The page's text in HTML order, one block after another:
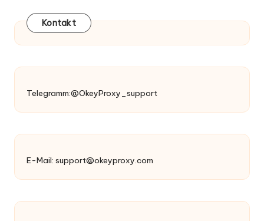
Kontakt
Telegramm:@OkeyProxy_support
E-Mail: support@okeyproxy.com